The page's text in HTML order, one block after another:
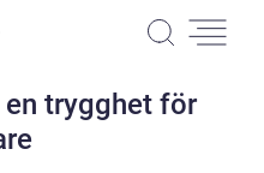
trygghet för